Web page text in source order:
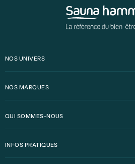
NOS UNIVERS
NOS MARQUES
QUI SOMMES-NOUS
INFOS PRATIQUES